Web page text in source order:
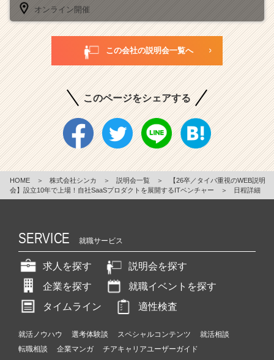
オンライン開催
この会社の説明会一覧へ
このページをシェアする
HOME ＞ 株式会社シンカ ＞ 説明会一覧 ＞
【26卒／タイパ重視のWEB説明
会】設立10年で上場！自社SaaSプロダクトを展開するITベンチャー
＞ 日程詳細
SERVICE 就職サービス
求人を探す
説明会を探す
企業を探す
就職イベントを探す
タイムライン
適性検査
就活ノウハウ 選考体験談 スペシャルコンテンツ
就活相談
転職相談
企業マンガ チアキャリアユーザーガイド